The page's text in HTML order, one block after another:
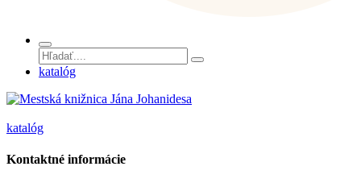
katalóg
katalóg
Kontaktné informácie